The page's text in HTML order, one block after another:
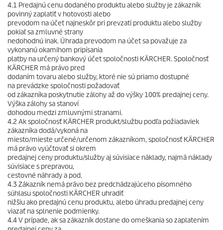
4.1 Predajnú cenu dodaného produktu alebo služby je zákazník
povinný zaplatiť v hotovosti alebo
prevodom na účet najneskôr pri prevzatí produktu alebo služby
pokiaľ sa zmluvné strany
nedohodnú inak. Úhrada prevodom na účet sa považuje za
vykonanú okamihom pripísania
platby na určený bankový účet spoločnosti KÄRCHER. Spoločnosť
KÄRCHER má právo pred
dodaním tovaru alebo služby, ktoré nie sú priamo dostupné
na prevádzke spoločnosti požadovať
od zákazníka poskytnutie zálohy až do výšky 100% predajnej ceny.
Výška zálohy sa stanoví
dohodou medzi zmluvnými stranami.
4.2 Ak spoločnosť KÄRCHER produkt/službu podľa požiadaviek
zákazníka dodá/vykoná na
miesto/mieste určené/určenom zákazníkom, spoločnosť KÄRCHER
má právo vyúčtovať si okrem
predajnej ceny produktu/služby aj súvisiace náklady, najmä náklady
súvisiace s prepravou,
cestovné náhrady a pod.
4.3 Zákazník nemá právo bez predchádzajúceho písomného
súhlasu spoločnosti KÄRCHER uhradiť
nižšiu ako predajnú cenu produktu, alebo úhradu predajnej ceny
viazať na splnenie podmienky.
4.4 V prípade, ak sa zákazník dostane do omeškania so zaplatením